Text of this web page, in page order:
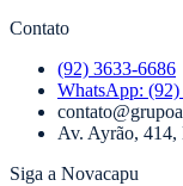
Contato
(92) 3633-6686
WhatsApp: (92)
Av. Ayrão, 414,
Siga a Novacapu